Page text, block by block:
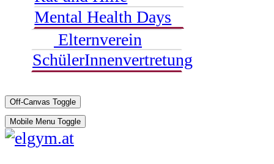
Mental Health Days
Elternverein
SchülerInnenvertretung
Off-Canvas Toggle
Mobile Menu Toggle